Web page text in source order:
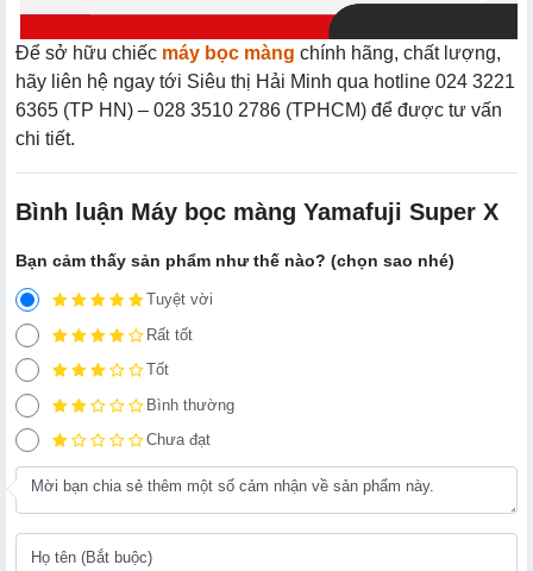
Để sở hữu chiếc máy bọc màng chính hãng, chất lượng,
hãy liên hệ ngay tới Siêu thị Hải Minh qua hotline 024 3221
6365 (TP HN) – 028 3510 2786 (TPHCM) để được tư vấn
chi tiết.
Bình luận Máy bọc màng Yamafuji Super X
Bạn cảm thấy sản phẩm như thế nào? (chọn sao nhé)
Tuyệt vời
Rất tốt
Tốt
Bình thường
Chưa đạt